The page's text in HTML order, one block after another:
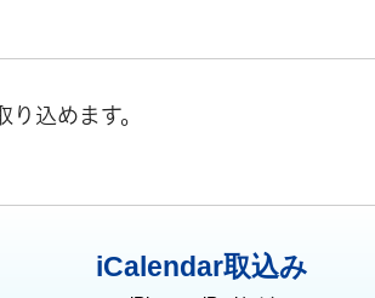
込めます。
iCalendar取込み